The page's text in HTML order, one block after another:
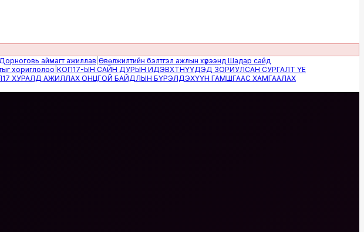
аймагт ажиллав|Өвөлжилтийн бэлтгэл ажлын хүрээнд Шадар сайд
|КОП17-ЫН САЙН ДУРЫН ИДЭВХТНҮҮДЭД ЗОРИУЛСАН СУРГАЛТ ҮЕ
АЖИЛЛАХ ОНЦГОЙ БАЙДЛЫН БҮРЭЛДЭХҮҮН ГАМШГААС ХАМГААЛАХ